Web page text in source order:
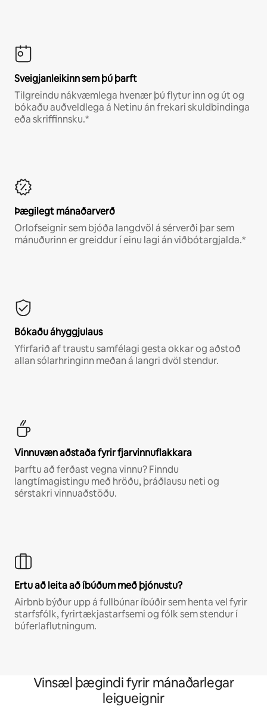
Sveigjanleikinn sem þú þarft
Tilgreindu nákvæmlega hvenær þú flytur inn og út og
bókaðu auðveldlega á Netinu án frekari skuldbindinga
eða skriffinnsku.*
Þægilegt mánaðarverð
Orlofseignir sem bjóða langdvöl á sérverði þar sem
mánuðurinn er greiddur í einu lagi án viðbótargjalda.*
Bókaðu áhyggjulaus
Yfirfarið af traustu samfélagi gesta okkar og aðstoð
allan sólarhringinn meðan á langri dvöl stendur.
Vinnuvæn aðstaða fyrir fjarvinnuflakkara
Þarftu að ferðast vegna vinnu? Finndu
langtímagistingu með hröðu, þráðlausu neti og
sérstakri vinnuaðstöðu.
Ertu að leita að íbúðum með þjónustu?
Airbnb býður upp á fullbúnar íbúðir sem henta vel fyrir
starfsfólk, fyrirtækjastarfsemi og fólk sem stendur í
búferlaflutningum.
Vinsæl þægindi fyrir mánaðarlegar
leigueignir